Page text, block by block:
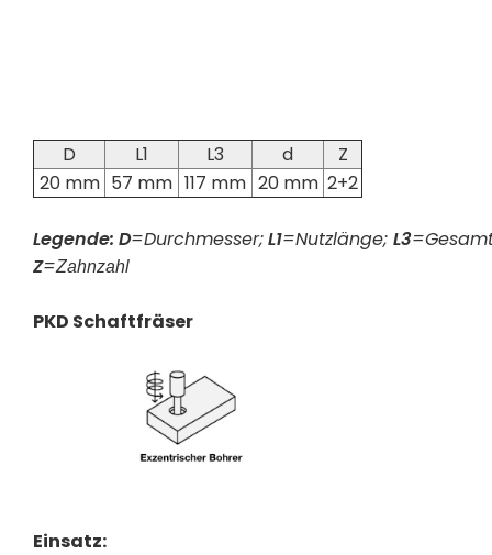
D L1 L3 d
Z
20 mm 57 mm 117 mm 20 mm 2+2
Legende: D=Durchmesser;L1=Nutzlänge; L3
Z=Zahnzahl
PKD Schaftfräser
Einsatz: